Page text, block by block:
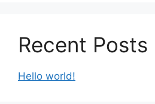
Recent Posts
Hello world!